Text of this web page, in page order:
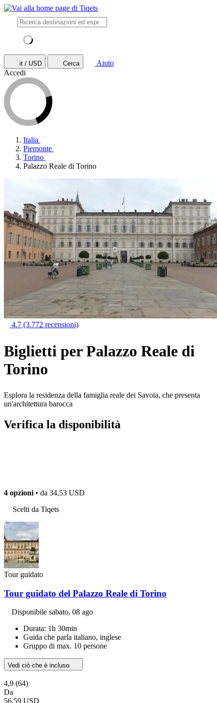
it / USD Cerca
Aiuto
Accedi
Italia
Piemonte
Torino
Palazzo Reale di Torino
4.7 (3.772 recensioni)
Biglietti per Palazzo Reale di
Torino
Esplora la residenza della famiglia reale dei Savoia, che presenta
un'architettura barocca
Verifica la disponibilità
4 opzioni • da 34,53 USD
Scelti da Tiqets
Tour guidato
Tour guidato del Palazzo Reale di Torino
Disponibile sabato, 08 ago
Durata: 1h 30min
Guida che parla italiano, inglese
Gruppo di max. 10 persone
Vedi ciò che è incluso
4,9 (64)
Da
56,59 USD